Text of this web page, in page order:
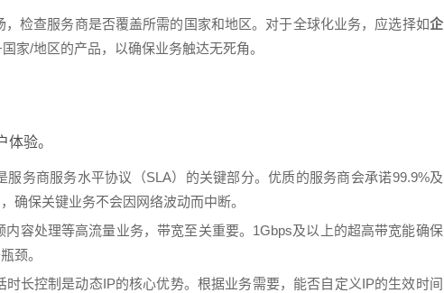
，检查服务商是否覆盖所需的国家和地区。对于全球化业务，应选择如企
家/地区的产品，以确保业务触达无死角。
验。
服务商服务水平协议（SLA）的关键部分。优质的服务商会承诺99.9%及
确保关键业务不会因网络波动而中断。
内容处理等高流量业务，带宽至关重要。1Gbps及以上的超高带宽能确保
颈。
时长控制是动态IP的核心优势。根据业务需要，能否自定义IP的生效时间